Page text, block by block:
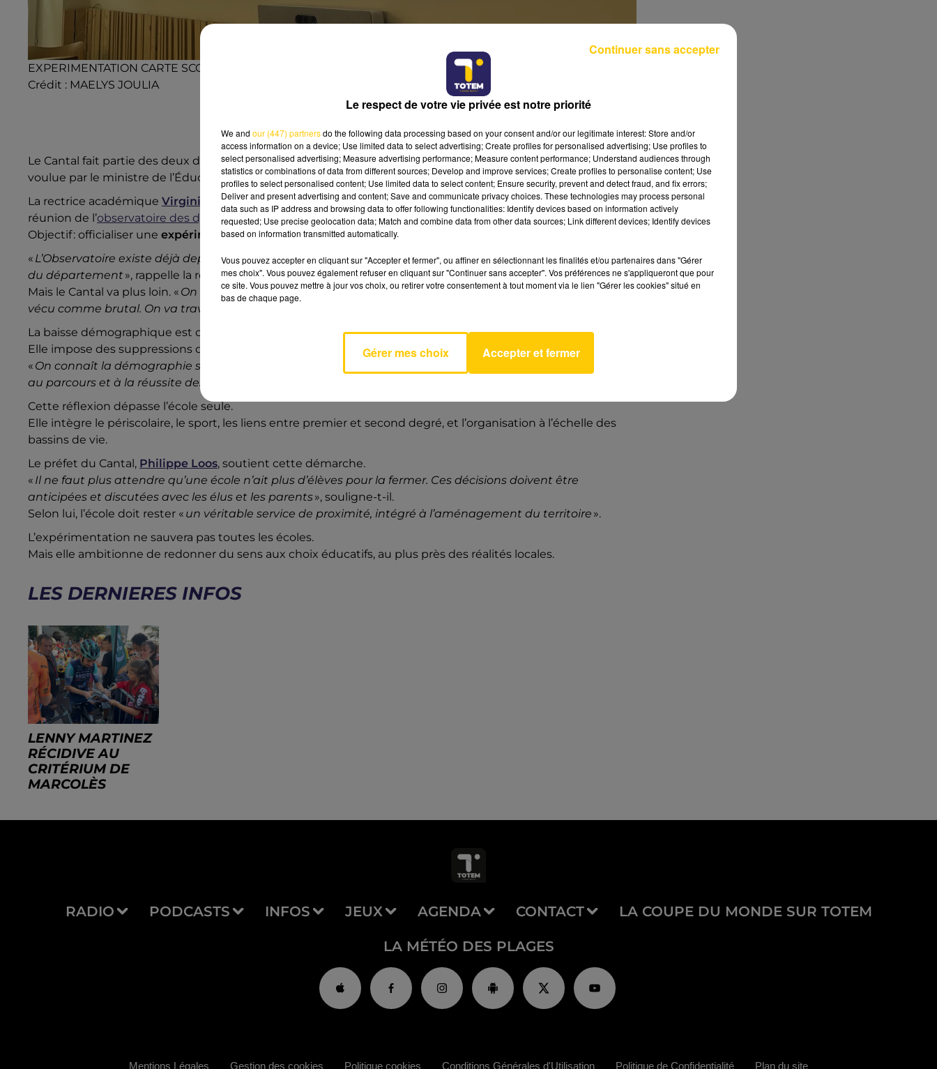
EXPERIMENTATION CARTE SCOLAIRE CANTAL
Crédit : MAELYS JOULIA
Le Cantal fait partie des deux départements d’Auvergne-Rhône-Alpes retenus pour une expérimentation
voulue par le ministre de l’Éducation nationale, avec la Drôme.
La rectrice académique Virginie Dupontétait en déplacementdans le Cantal (15), vendredi 5 juin, pour une
réunion de l’observatoire des dynamiques rurales et territoriales.
Objectif : officialiser une expérimentation pour anticiper l’évolution de l’offre scolaire.
« L’Observatoire existe déjà depuis plusieurs années. C’est un lieu d’échange sur les politiques éducatives
du département », rappelle la rectrice.
Mais le Cantal va plus loin. « On ne sera plus uniquement sur un regard annuel de carte scolaire, souvent
vécu comme brutal. On va travailler sur plusieurs années avec les élus
La baisse démographique est connue à l’avance.
Elle impose des suppressions de postes, mais la méthode change.
« On connaît la démographie sur dix ans. L’idée est de construire ensemble une offre scolaire qui s’intéresse
au parcours et à la réussite des élèves
Cette réflexion dépasse l’école seule.
Elle intègre le périscolaire, le sport, les liens entre premier et second degré, et l’organisation à l’échelle des
bassins de vie.
Le préfet du Cantal, Philippe Loos, soutient cette démarche.
« Il ne faut plus attendre qu’une école n’ait plus d’élèves pour la fermer. Ces décisions doivent être
anticipées et discutées avec les élus et les parents», souligne-t-il.
Selon lui, l’école doit rester « un véritable service de proximité, intégré à l’aménagement du territoire ».
L’expérimentation ne sauvera pas toutes les écoles.
Mais elle ambitionne de redonner du sens aux choix éducatifs, au plus près des réalités locales.
LES DERNIERES INFOS
LENNY MARTINEZ
RÉCIDIVE AU
CRITÉRIUM DE
MARCOLÈS
RADIO PODCASTS INFOS JEUX AGENDA CONTACT LA COUPE DU MONDE SUR TOTEM
LA MÉTÉO DES PLAGES
Mentions Légales Gestion des cookies Politique cookies Conditions Générales d'Utilisation Politique de Confidentialité Plan du site
Le respect de votre vie privée est notre priorité
We and our (447) partnersdo the following data processing based on your consent and/or our legitimate interest: Store and/or
access information on a device; Use limited data to select advertising; Create profiles for personalised advertising; Use profiles to
select personalised advertising; Measure advertising performance; Measure content performance; Understand audiences through
statistics or combinations of data from different sources; Develop and improve services; Create profiles to personalise content; Use
profiles to select personalised content; Use limited data to select content; Ensure security, prevent and detect fraud, and fix errors;
Deliver and present advertising and content; Save and communicate privacy choices. These technologies may process personal
data such as IP address and browsing data to offer following functionalities: Identify devices based on information actively
requested; Use precise geolocation data; Match and combine data from other data sources; Link different devices; Identify devices
based on information transmitted automatically.
Vous pouvez accepter en cliquant sur "Accepter et fermer", ou affiner en sélectionnant les finalités et/ou partenaires dans "Gérer
mes choix". Vous pouvez également refuser en cliquant sur "Continuer sans accepter". Vos préférences ne s'appliqueront que pour
ce site. Vous pouvez mettre à jour vos choix, ou retirer votre consentement à tout moment via le lien "Gérer les cookies" situé en
bas de chaque page.
Gérer mes choix Accepter et fermer
Continuer sans accepter